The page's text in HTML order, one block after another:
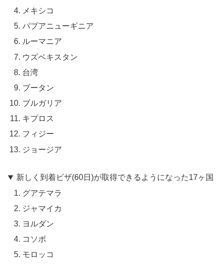
メキシコ
パプア​​ニューギニア
ルーマニア
ウズベキスタン
台湾
ブータン
ブルガリア
キプロス
フィジー
ジョージア
新しく到着ビザ(60日)が取得できるようになった17ヶ国
グアテマラ
ジャマイカ
ヨルダン
コソボ
モロッコ